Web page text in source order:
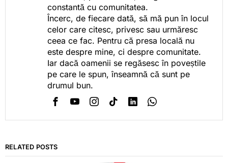
constantă cu comunitatea.
Încerc, de fiecare dată, să mă pun în locul
celor care citesc, privesc sau urmăresc
ceea ce fac. Pentru că presa locală nu
este despre mine, ci despre comunitate.
Iar dacă oamenii se regăsesc în poveștile
pe care le spun, înseamnă că sunt pe
drumul bun.
RELATED POSTS